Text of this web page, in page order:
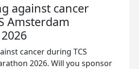
against cancer
Amsterdam
cancer during TCS
2026. Will you sponsor